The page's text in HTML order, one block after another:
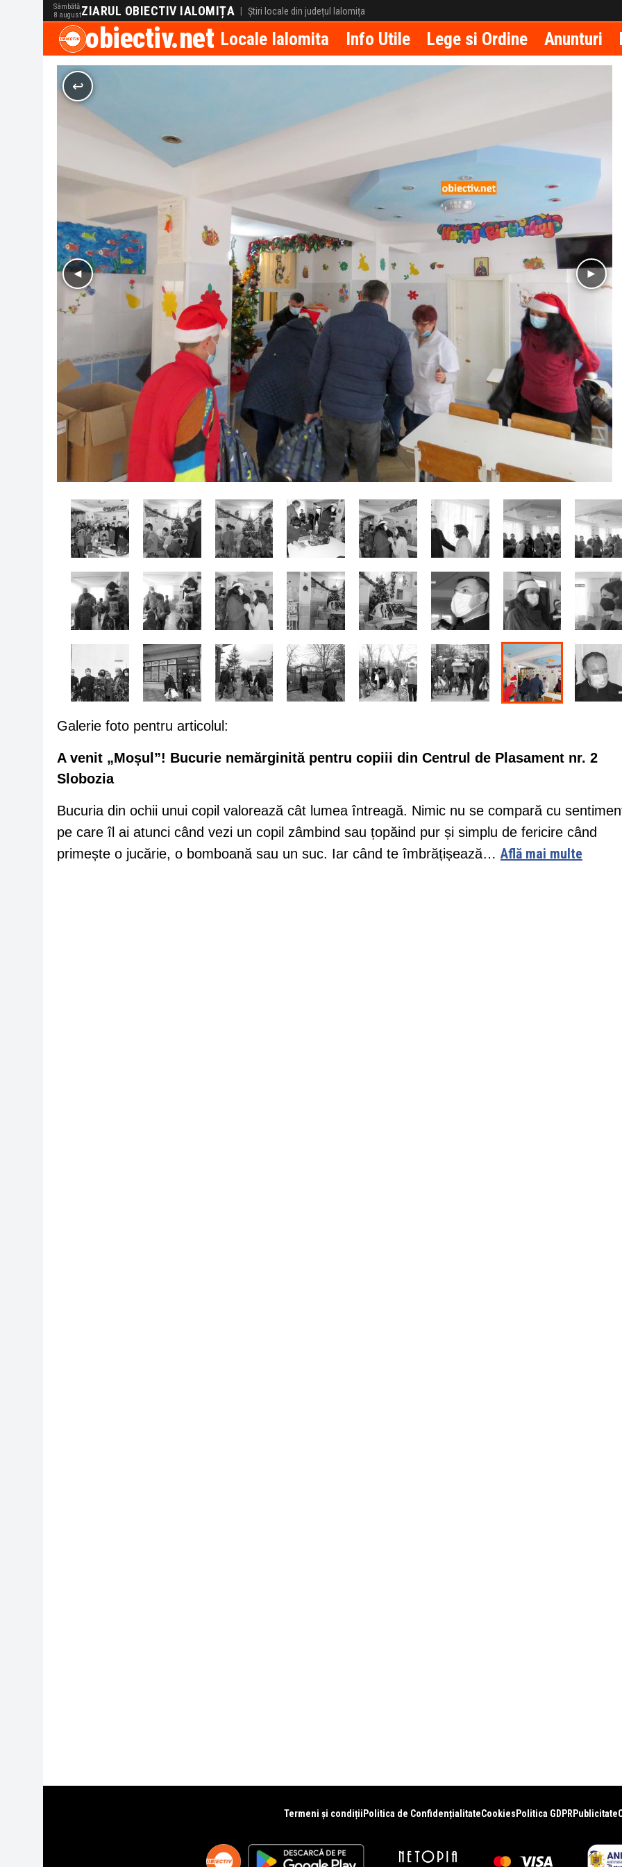
Sâmbătă
8 augustZIARUL OBIECTIV IALOMIȚA | Știri locale din județul Ialomița
obiectiv.net Locale Ialomita Info Utile Lege si Ordine Anunturi
Galerie foto pentru articolul:
A venit „Moșul”! Bucurie nemărginită pentru copiii din Centrul de Plasament nr. 2
Slobozia
Bucuria din ochii unui copil valorează cât lumea întreagă. Nimic nu se compară cu
pe care îl ai atunci când vezi un copil zâmbind sau țopăind pur și simplu de fericire când
primește o jucărie, o bomboană sau un suc. Iar când te îmbrățișează… Află mai multe
Termeni și condiții Politica de ConfidențialitateCookies Politica GDPR Publicitate